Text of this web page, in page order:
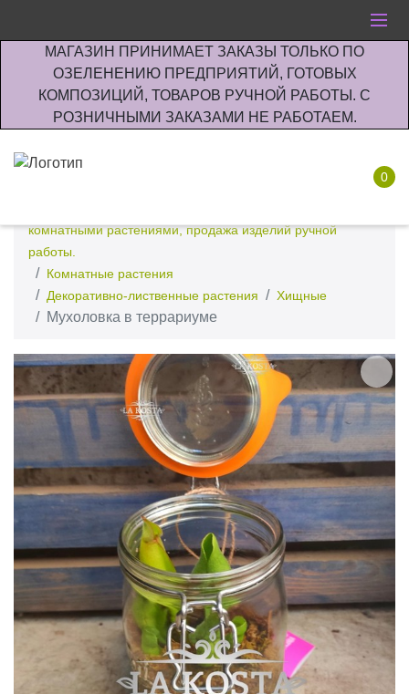
МАГАЗИН ПРИНИМАЕТ ЗАКАЗЫ ТОЛЬКО ПО
ОЗЕЛЕНЕНИЮ ПРЕДПРИЯТИЙ, ГОТОВЫХ
КОМПОЗИЦИЙ, ТОВАРОВ РУЧНОЙ РАБОТЫ. С
РОЗНИЧНЫМИ ЗАКАЗАМИ НЕ РАБОТАЕМ.
0
комнатными растениями, продажа изделий ручной
работы.
Комнатные растения
Декоративно-лиственные растения
Хищные
Мухоловка в террариуме